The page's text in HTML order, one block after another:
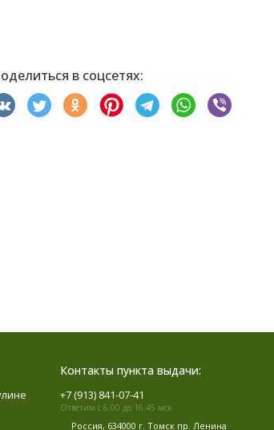
в соцсетях:
Контакты пункта выдачи:
+7 (913) 841-07-41
Ответим с 6.00 до 16.45 мск
Россия, 634000 г. Томск пр. Ленина